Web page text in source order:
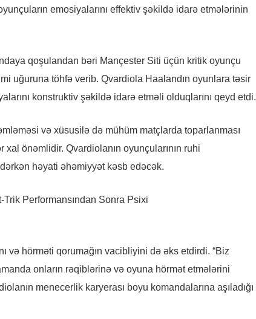
emosiyalarını effektiv şəkildə idarə etmələrinin
qoşulandan bəri Mançester Siti üçün kritik oyunçu
uğuruna töhfə verib. Qvardiola Haalandın oyunlara təsir
konstruktiv şəkildə idarə etməli olduqlarını qeyd etdi.
və xüsusilə də mühüm matçlarda toparlanması
xal önəmlidir. Qvardiolanın oyunçularının ruhi
həyati əhəmiyyət kəsb edəcək.
və hörməti qorumağın vacibliyini də əks etdirdi. “Biz
onların rəqiblərinə və oyuna hörmət etmələrini
menecerlik karyerası boyu komandalarına aşıladığı